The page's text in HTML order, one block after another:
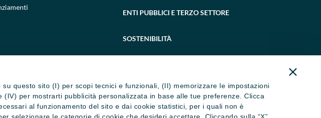
questo sito (I) per scopi tecnici e funzionali, (II) memorizzare le impostazioni
per mostrarti pubblicità personalizzata in base alle tue preferenze. Clicca
al funzionamento del sito e dai cookie statistici, per i quali non è
ENTI PUBBLICI E TERZO SETTORE
SOSTENIBILITÀ